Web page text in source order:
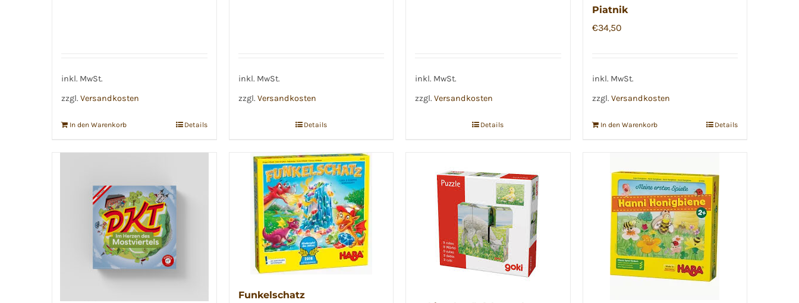
inkl. MwSt.
zzgl. Versandkosten
In den Warenkorb Details
inkl. MwSt.
zzgl. Versandkosten
Details
inkl. MwSt.
zzgl. Versandkosten
Details
Piatnik
€34,50
inkl. MwSt.
zzgl. Versandkosten
In den Warenkorb Details
Funkelschatz